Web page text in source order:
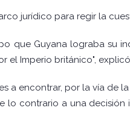
jurídico para regir la
que Guyana lograba su
el Imperio británico",
a encontrar, por la vía de
lo contrario a una decisión